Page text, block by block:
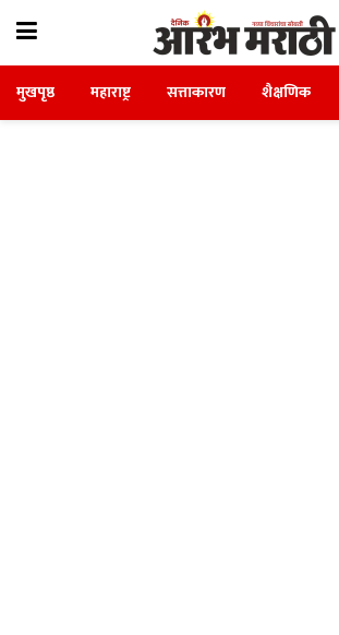
मुखपृष्ठ महाराष्ट्र सत्ताकारण शैक्षणिक